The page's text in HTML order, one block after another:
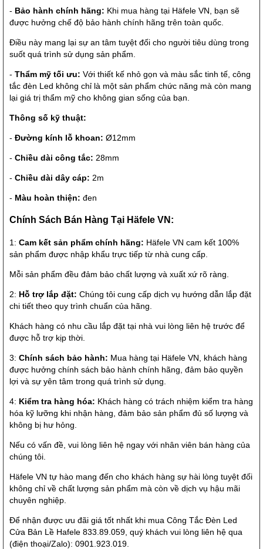
- Bảo hành chính hãng: Khi mua hàng tại Häfele VN, bạn sẽ
được hưởng chế độ bảo hành chính hãng trên toàn quốc.
Điều này mang lại sự an tâm tuyệt đối cho người tiêu dùng trong
suốt quá trình sử dụng sản phẩm.
- Thẩm mỹ tối ưu: Với thiết kế nhỏ gọn và màu sắc tinh tế, công
tắc đèn Led không chỉ là một sản phẩm chức năng mà còn mang
lại giá trị thẩm mỹ cho không gian sống của bạn.
Thông số kỹ thuật:
- Đường kính lỗ khoan: Ø12mm
- Chiều dài công tắc: 28mm
- Chiều dài dây cáp: 2m
- Màu hoàn thiện: đen
Chính Sách Bán Hàng Tại Häfele VN:
1: Cam kết sản phẩm chính hãng: Häfele VN cam kết 100%
sản phẩm được nhập khẩu trực tiếp từ nhà cung cấp.
Mỗi sản phẩm đều đảm bảo chất lượng và xuất xứ rõ ràng.
2: Hỗ trợ lắp đặt: Chúng tôi cung cấp dịch vụ hướng dẫn lắp đặt
chi tiết theo quy trình chuẩn của hãng.
Khách hàng có nhu cầu lắp đặt tại nhà vui lòng liên hệ trước để
được hỗ trợ kịp thời.
3: Chính sách bảo hành: Mua hàng tại Häfele VN, khách hàng
được hưởng chính sách bảo hành chính hãng, đảm bảo quyền
lợi và sự yên tâm trong quá trình sử dụng.
4: Kiểm tra hàng hóa: Khách hàng có trách nhiệm kiểm tra hàng
hóa kỹ lưỡng khi nhận hàng, đảm bảo sản phẩm đủ số lượng và
không bị hư hỏng.
Nếu có vấn đề, vui lòng liên hệ ngay với nhân viên bán hàng của
chúng tôi.
Häfele VN tự hào mang đến cho khách hàng sự hài lòng tuyệt đối
không chỉ về chất lượng sản phẩm mà còn về dịch vụ hậu mãi
chuyên nghiệp.
Để nhận được ưu đãi giá tốt nhất khi mua Công Tắc Đèn Led
Cửa Bản Lề Hafele 833.89.059, quý khách vui lòng liên hệ qua
(điện thoại/Zalo): 0901.923.019.